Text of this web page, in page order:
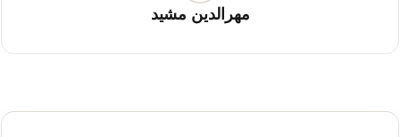
مهرالدین مشید